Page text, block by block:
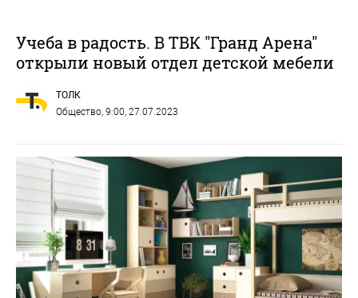
Учеба в радость. В ТВК "Гранд Арена"
открыли новый отдел детской мебели
ТОЛК
Общество , 9:00, 27.07.2023